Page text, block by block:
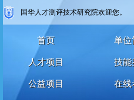
国华人才测评技术研究院欢迎您。
首页 单位
人才项目 技能
公益项目 在线